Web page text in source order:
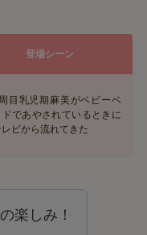
登場シーン
目乳児期麻美がベビーベ
ドであやされているときに
レビから流れてきた
楽しみ！